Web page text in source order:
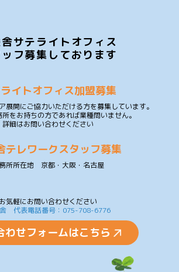
サテライトオフィス
フ募集しております
イトオフィス加盟募集
展開にご協力いただける方を募集しています。
をお持ちの方であれば業種問いません。
詳細はお問い合わせください
テレワークスタッフ募集
所所在地 京都・大阪・名古屋
お気軽にお問い合わせください
代表電話番号：075-708-6776
わせフォームはこちら